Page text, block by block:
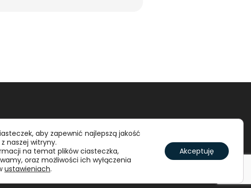
aby zapewnić najlepszą jakość
naszej witryny.
na temat plików ciasteczka,
oraz możliwości ich wyłączenia
ustawieniach.
Akceptuję